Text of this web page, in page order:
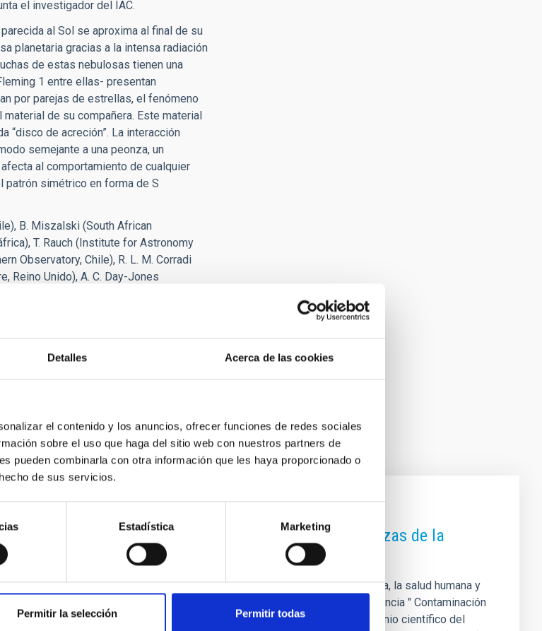
Detalles Acerca de las cookies
el contenido y los anuncios, ofrecer funciones de redes sociales
sobre el uso que haga del sitio web con nuestros partners de
pueden combinarla con otra información que les haya proporcionado o
de sus servicios.
Estadística Marketing
Permitir la selección Permitir todas
el investigador del IAC.
al Sol se aproxima al final de su
planetaria gracias a la intensa radiación
de estas nebulosas tienen una
1 entre ellas- presentan
por parejas de estrellas, el fenómeno
de su compañera. Este material
“disco de acreción”. La interacción
semejante a una peonza, un
al comportamiento de cualquier
patrón simétrico en forma de S
B. Miszalski (South African
T. Rauch (Institute for Astronomy
Observatory, Chile), R. L. M. Corradi
Reino Unido), A. C. Day-Jones
Canarias organizan una conferencia sobre las amenazas de la
de la iluminación artificial excesiva y sus efectos sobre la astronomía, la salud humana y
de Astrofísica de Canarias (IAC) y SEO/BirdLife Canarias celebran la conferencia " Contaminación
una jornada clave para la protección del medio ambiente y el patrimonio científico del